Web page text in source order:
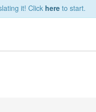
it! Click here to start.